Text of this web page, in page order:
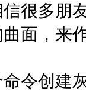
很多朋
面，来
命令创建